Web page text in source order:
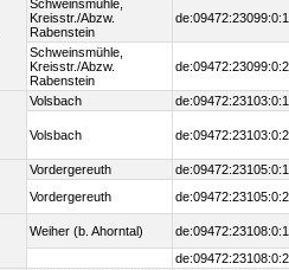
Schweinsmühle,
Kreisstr./Abzw.
Rabenstein
de:09472:23099:0:1
Schweinsmühle,
Kreisstr./Abzw.
Rabenstein
de:09472:23099:0:2
Volsbach de:09472:23103:0:1
Volsbach de:09472:23103:0:2
Vordergereuth
de:09472:23105:0:1
Vordergereuth
de:09472:23105:0:2
Weiher (b. Ahorntal)
de:09472:23108:0:1
de:09472:23108:0:2